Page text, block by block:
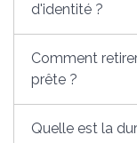
d'identité ?
Comment
prête ?
Quelle est la